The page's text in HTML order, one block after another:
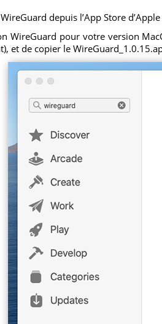
depuis l’App Store
WireGuard pour votre version
et de copier le